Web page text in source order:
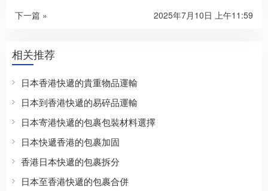
下一篇 » 2025年7月10日 上午11:59
相关推荐
日本香港快遞的貴重物品運輸
日本到香港快遞的易碎品運輸
日本寄港快遞的包裹包裝材料選擇
日本快遞香港的包裹加固
香港日本快遞的包裹拆分
日本至香港快遞的包裹合併